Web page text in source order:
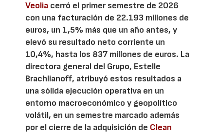
Veolia cerró el primer semestre de 2026
con una facturación de 22.193 millones de
euros, un 1,5% más que un año antes, y
elevó su resultado neto corriente un
10,4%, hasta los 837 millones de euros. La
directora general del Grupo, Estelle
Brachlianoff, atribuyó estos resultados a
una sólida ejecución operativa en un
entorno macroeconómico y geopolítico
volátil, en un semestre marcado además
por el cierre de la adquisición de Clean